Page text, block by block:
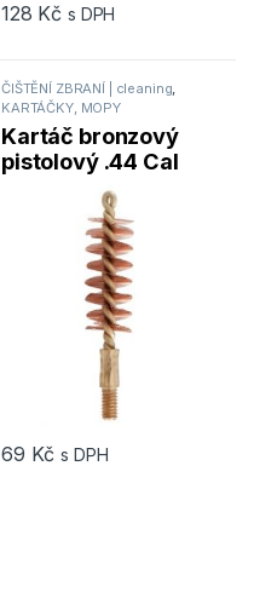
128 Kč s DPH
ČIŠTĚNÍ ZBRANÍ | cleaning,
KARTÁČKY, MOPY
Kartáč bronzový
pistolový .44 Cal
Pro-Shot Products
69 Kč s DPH